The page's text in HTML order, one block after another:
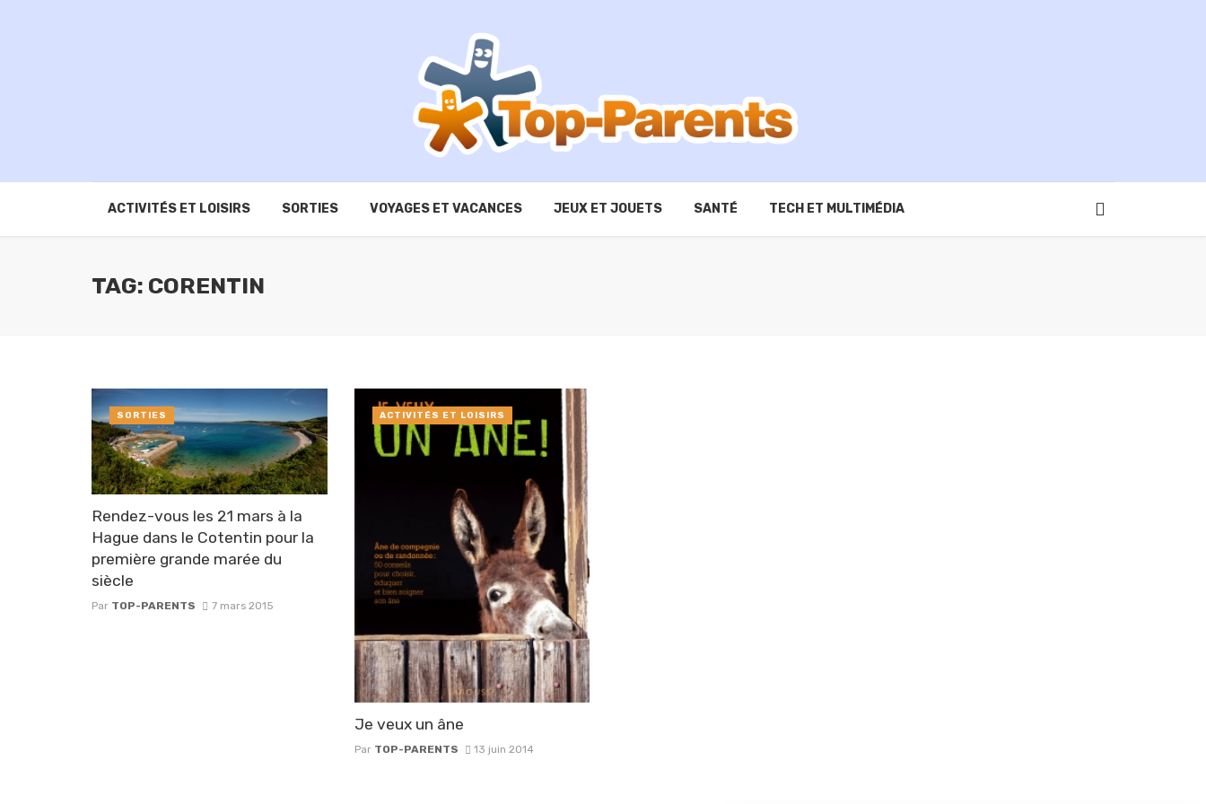
ACTIVITÉS ET LOISIRS SORTIES VOYAGES ET VACANCES JEUX ET JOUETS SANTÉ TECH ET MULTIMÉDIA
TAG: CORENTIN
Rendez-vous les 21 mars à la
Hague dans le Cotentin pour la
première grande marée du
siècle
Par TOP-PARENTS 7 mars 2015
SORTIES
Je veux un âne
Par TOP-PARENTS 13 juin 2014
ACTIVITÉS ET LOISIRS